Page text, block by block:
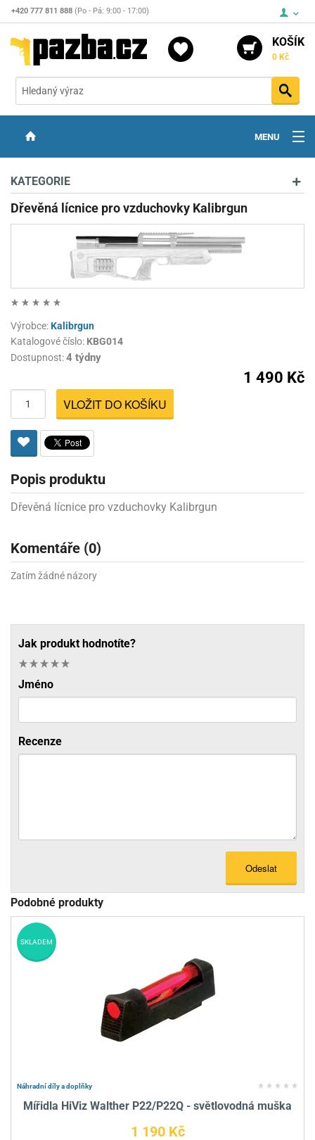
+420 777 811 888 (Po - Pá: 9:00 - 17:00)
KOŠÍK
0 Kč
MENU
OPTIKA
STŘELIVO
PŘÍSLUŠENSTVÍ
KATEGORIE
Dřevěná lícnice pro vzduchovky Kalibrgun
Výrobce:Kalibrgun
Katalogové číslo: KBG014
Dostupnost:4 týdny
1 490 Kč
VLOŽIT DO KOŠÍKU
Popis produktu
Dřevěná lícnice pro vzduchovky Kalibrgun
Komentáře (0)
Zatím žádné názory
Jak produkt hodnotíte?
Jméno
Recenze
Odeslat
Podobné produkty
Náhradní díly a doplňky
Mířidla HiViz Walther P22/P22Q - světlovodná muška
1 190 Kč
SKLADEM